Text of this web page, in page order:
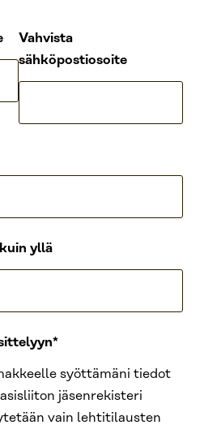
Vahvista
sähköpostiosoite
yllä
syöttämäni tiedot
jäsenrekisteri
vain lehtitilausten